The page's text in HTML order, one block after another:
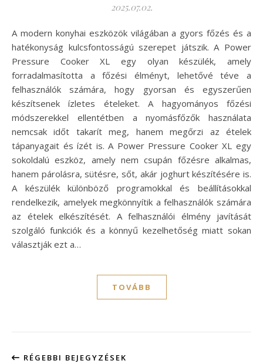
2025.07.02.
A modern konyhai eszközök világában a gyors főzés és a
hatékonyság kulcsfontosságú szerepet játszik. A Power
Pressure Cooker XL egy olyan készülék, amely
forradalmasította a főzési élményt, lehetővé téve a
felhasználók számára, hogy gyorsan és egyszerűen
készítsenek ízletes ételeket. A hagyományos főzési
módszerekkel ellentétben a nyomásfőzők használata
nemcsak időt takarít meg, hanem megőrzi az ételek
tápanyagait és ízét is. A Power Pressure Cooker XL egy
sokoldalú eszköz, amely nem csupán főzésre alkalmas,
hanem párolásra, sütésre, sőt, akár joghurt készítésére is.
A készülék különböző programokkal és beállításokkal
rendelkezik, amelyek megkönnyítik a felhasználók számára
az ételek elkészítését. A felhasználói élmény javítását
szolgáló funkciók és a könnyű kezelhetőség miatt sokan
választják ezt a…
TOVÁBB
RÉGEBBI BEJEGYZÉSEK